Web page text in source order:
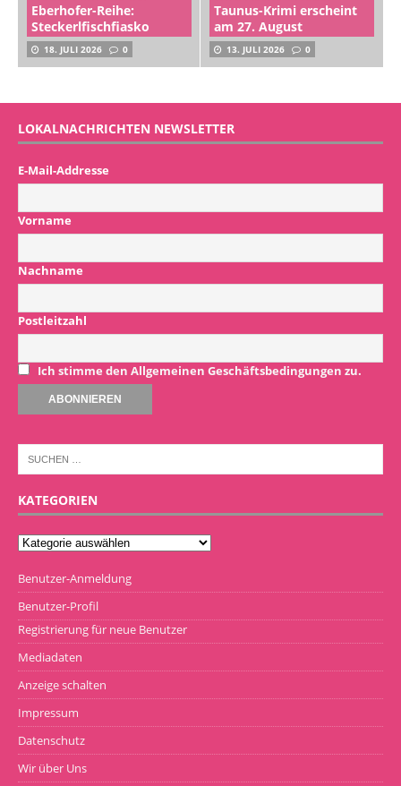
Eberhofer-Reihe:
Steckerlfischfiasko
18. JULI 2026 0
Taunus-Krimi erscheint
am 27. August
13. JULI 2026 0
LOKALNACHRICHTEN NEWSLETTER
E-Mail-Addresse
Vorname
Nachname
Postleitzahl
Ich stimme den Allgemeinen Geschäftsbedingungen zu.
KATEGORIEN
Benutzer-Anmeldung
Benutzer-Profil
Registrierung für neue Benutzer
Mediadaten
Anzeige schalten
Impressum
Datenschutz
Wir über Uns